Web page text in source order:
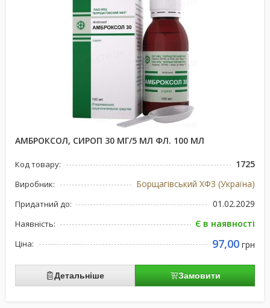
АМБРОКСОЛ, СИРОП 30 МГ/5 МЛ ФЛ. 100 МЛ
Код товару: 1725
Виробник: Борщагівський ХФЗ (Україна)
Придатний до: 01.02.2029
Наявність: Є в наявності
Ціна: 97,00 грн
Детальніше Замовити